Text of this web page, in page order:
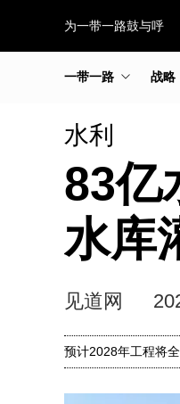
为一带一路鼓与呼
一带一路 战略
水利
83亿
水库
见道网
预计2028年工程将